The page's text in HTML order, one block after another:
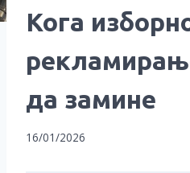
Кога
да замине
16/01/2026